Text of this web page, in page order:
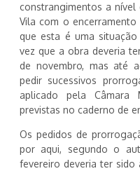
constrangimentos a
Vila com o
que esta é uma
vez que a obra deveria
de novembro, mas até
pedir sucessivos
aplicado pela Câmara
previstas no caderno de
Os pedidos de
por aqui, segundo o
fevereiro deveria ter